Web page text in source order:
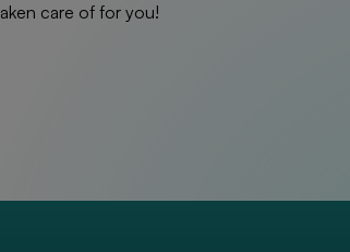
care of for you!